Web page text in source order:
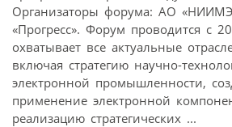
Организаторы форума: АО
«Прогресс». Форум проводится с
охватывает все актуальные
включая стратегию научно-
электронной промышленности,
применение электронной
реализацию стратегических ...